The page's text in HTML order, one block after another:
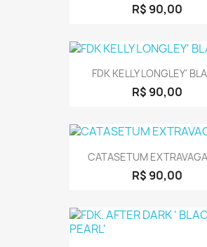
R$ 90,00
FDK KELLY LONGLEY'
R$ 90,00
CATASETUM
R$ 90,00